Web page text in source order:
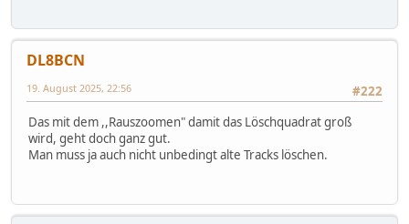
DL8BCN
#222
19. August 2025, 22:56
Das mit dem ,,Rauszoomen" damit das Löschquadrat groß
wird, geht doch ganz gut.
Man muss ja auch nicht unbedingt alte Tracks löschen.